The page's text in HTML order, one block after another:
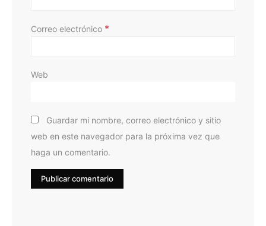
Correo electrónico *
Web
Guardar mi nombre, correo electrónico y sitio
web en este navegador para la próxima vez que
haga un comentario.